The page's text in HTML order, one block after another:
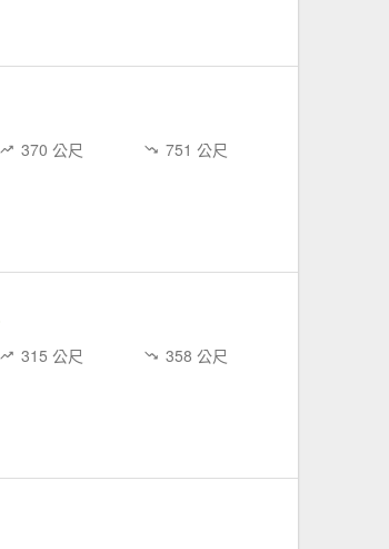
370 公尺
751 公尺
315 公尺
358 公尺